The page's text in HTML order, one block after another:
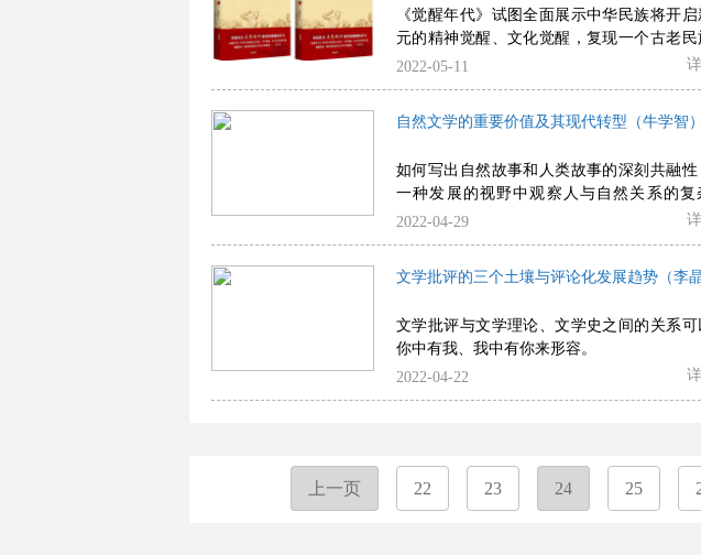
《觉醒年代》试图全面展示中华民族将开启
元的精神觉醒、文化觉醒，复现一个古老民
神新生的阵痛与希望，视野开阔，人物众多
2022-05-11
自然文学的重要价值及其现代转型（牛学智）
如何写出自然故事和人类故事的深刻共融性
一种发展的视野中观察人与自然关系的复
动，是自然文学作家必须思考的课题。
2022-04-29
文学批评的三个土壤与评论化发展趋势（李晶
文学批评与文学理论、文学史之间的关系可
你中有我、我中有你来形容。
2022-04-22
上一页 22 23 24 25